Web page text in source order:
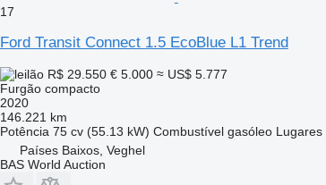
17
Ford Transit Connect 1.5 EcoBlue L1 Trend
R$ 29.550 € 5.000 ≈ US$ 5.777
Furgão compacto
2020
146.221 km
Potência 75 cv (55.13 kW) Combustível gasóleo Lugares
Países Baixos, Veghel
BAS World Auction